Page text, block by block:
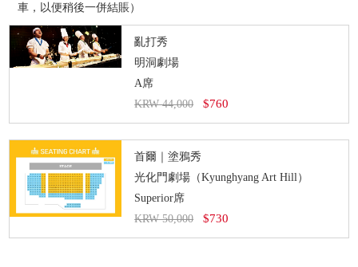
車，以便稍後一併結賬）
亂打秀
明洞劇場
A席
KRW 44,000
$760
首爾｜塗鴉秀
光化門劇場（Kyunghyang Art Hill）
Superior席
KRW 50,000
$730